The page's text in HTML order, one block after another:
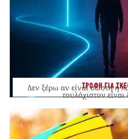
ΤΡΟΦΗ ΓΙΑ
Δεν ξέρω αν είναι σωστή ή
τουλάχιστον